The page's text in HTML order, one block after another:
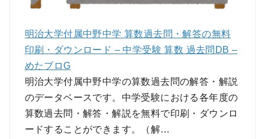
明治大学付属中野中学 算数過去問・解答の無料
印刷・ダウンロード – 中学受験 算数 過去問DB –
めたブロG
明治大学付属中野中学の算数過去問の解答・解説
のデータベースです。中学受験における各年度の
算数過去問・解答・解説を無料で印刷・ダウンロ
ードすることができます。（解…